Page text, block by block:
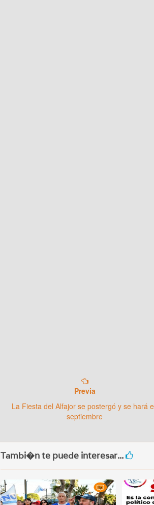
Previa
La Fiesta del Alfajor se postergó y se hará
septiembre
Tambi�n te puede interesar...